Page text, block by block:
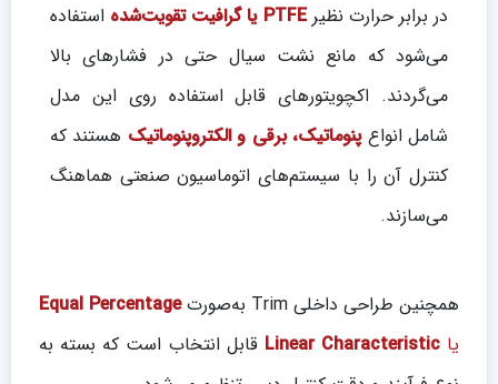
در برابر حرارت نظیرPTFE یا گرافیت تقویت‌شده
استفاده
می‌شود که مانع نشت سیال حتی در فشارهای بالا
می‌گردند. اکچویتورهای قابل استفاده روی این مدل
شامل انواعپنوماتیک، برقی و الکتروپنوماتیک هستند که
کنترل آن را با سیستم‌های اتوماسیون صنعتی هماهنگ
می‌سازند.
همچنین طراحی داخلی Trim به‌صورت
Equal Percentage
یاLinear Characteristic قابل انتخاب است که بسته به